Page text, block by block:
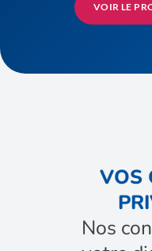
VOIR LE
VOS
Nos